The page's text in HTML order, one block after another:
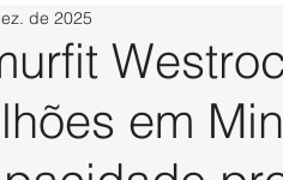
em
de 2025